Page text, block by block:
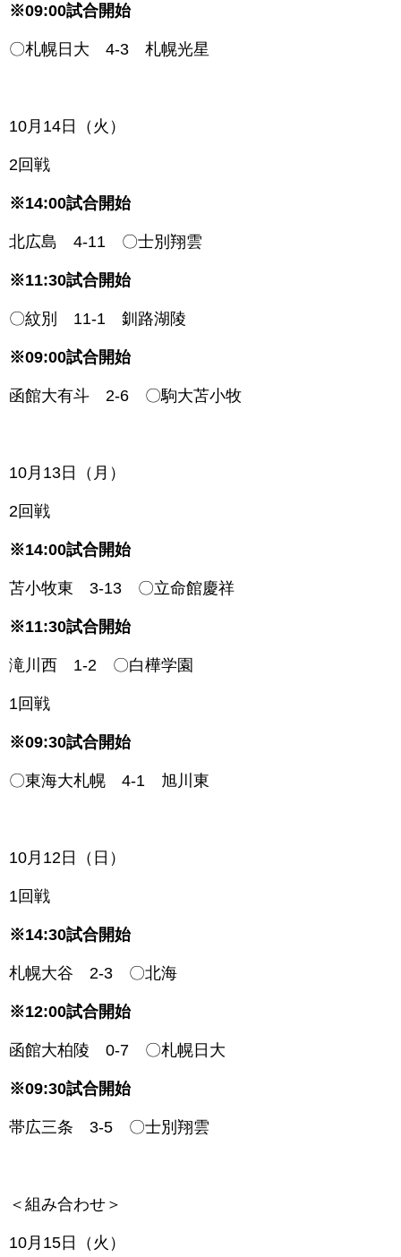
※09:00試合開始
〇札幌日大 4-3 札幌光星
10月14日（火）
2回戦
※14:00試合開始
北広島 4-11 〇士別翔雲
※11:30試合開始
〇紋別 11-1 釧路湖陵
※09:00試合開始
函館大有斗 2-6 〇駒大苫小牧
10月13日（月）
2回戦
※14:00試合開始
苫小牧東 3-13 〇立命館慶祥
※11:30試合開始
滝川西 1-2 〇白樺学園
1回戦
※09:30試合開始
〇東海大札幌 4-1 旭川東
10月12日（日）
1回戦
※14:30試合開始
札幌大谷 2-3 〇北海
※12:00試合開始
函館大柏陵 0-7 〇札幌日大
※09:30試合開始
帯広三条 3-5 〇士別翔雲
＜組み合わせ＞
10月15日（火）